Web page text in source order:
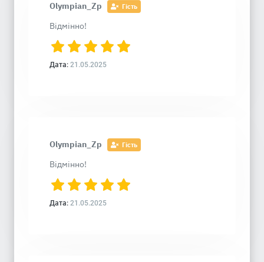
Olympian_Zp Гість
Відмінно!
Дата: 21.05.2025
Olympian_Zp Гість
Відмінно!
Дата: 21.05.2025